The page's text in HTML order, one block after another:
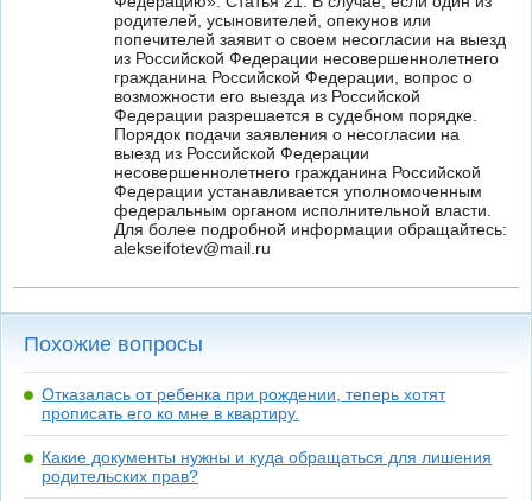
родителей, усыновителей, опекунов или
попечителей заявит о своем несогласии на выезд
из Российской Федерации несовершеннолетнего
гражданина Российской Федерации, вопрос о
возможности его выезда из Российской
Федерации разрешается в судебном порядке.
Порядок подачи заявления о несогласии на
выезд из Российской Федерации
несовершеннолетнего гражданина Российской
Федерации устанавливается уполномоченным
федеральным органом исполнительной власти.
Для более подробной информации обращайтесь:
alekseifotev@mail.ru
Похожие вопросы
Отказалась от ребенка при рождении, теперь хотят
прописать его ко мне в квартиру.
Какие документы нужны и куда обращаться для лишения
родительских прав?